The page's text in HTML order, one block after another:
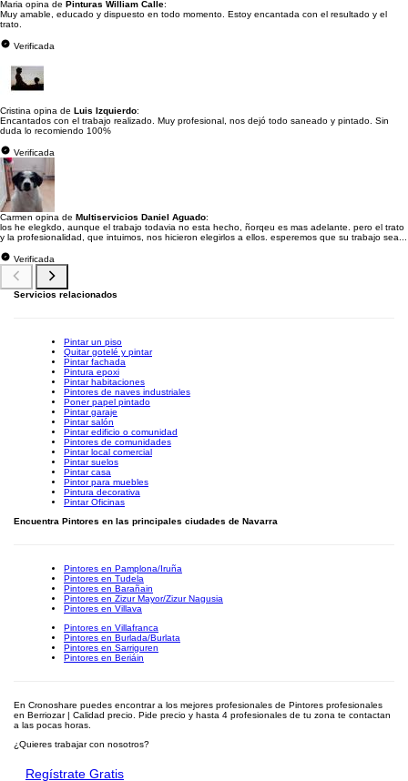
Maria opina de Pinturas William Calle:
Muy amable, educado y dispuesto en todo momento. Estoy encantada con el resultado y el
trato.
Verificada
Cristina opina de Luis Izquierdo:
Encantados con el trabajo realizado. Muy profesional, nos dejó todo saneado y pintado. Sin
duda lo recomiendo 100%
Verificada
Carmen opina de Multiservicios Daniel Aguado:
los he elegkdo, aunque el trabajo todavia no esta hecho, ñorqeu es mas adelante. pero el trato
y la profesionalidad, que intuimos, nos hicieron elegirlos a ellos. esperemos que su trabajo sea...
Verificada
Servicios relacionados
Pintar un piso
Quitar gotelé y pintar
Pintar fachada
Pintura epoxi
Pintar habitaciones
Pintores de naves industriales
Poner papel pintado
Pintar garaje
Pintar salón
Pintar edificio o comunidad
Pintores de comunidades
Pintar local comercial
Pintar suelos
Pintar casa
Pintor para muebles
Pintura decorativa
Pintar Oficinas
Encuentra Pintores en las principales ciudades de Navarra
Pintores en Pamplona/Iruña
Pintores en Tudela
Pintores en Barañain
Pintores en Zizur Mayor/Zizur Nagusia
Pintores en Villava
Pintores en Villafranca
Pintores en Burlada/Burlata
Pintores en Sarriguren
Pintores en Beriáin
En Cronoshare puedes encontrar a los mejores profesionales de Pintores profesionales
en Berriozar | Calidad precio. Pide precio y hasta 4 profesionales de tu zona te contactan
a las pocas horas.
¿Quieres trabajar con nosotros?
Regístrate Gratis